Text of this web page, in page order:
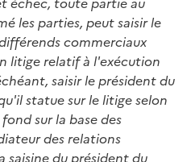
les parties, peut saisir le
commerciaux
litige relatif à l'exécution
saisir le président du
statue sur le litige selon
sur la base des
des relations
saisine du président du